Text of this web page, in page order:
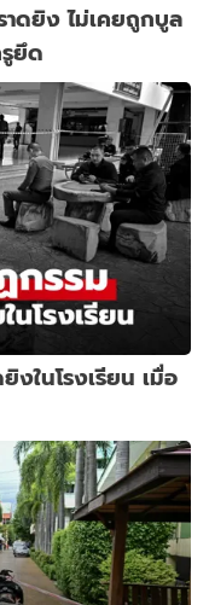
ดยิง ไม่เคยถูกบูล
ยึด
ในโรงเรียน เมื่อ